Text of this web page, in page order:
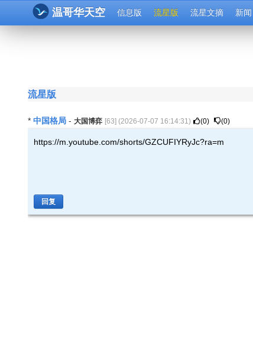
温哥华天空 信息版 流星版 流星文摘 新闻
流星版
* 中国格局 - 大国博弈 [63] (2026-07-07 16:14:31) (0) (0)
https://m.youtube.com/shorts/GZCUFIYRyJc?ra=m
回复